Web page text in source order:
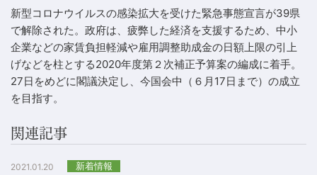
新型コロナウイルスの感染拡大を受けた緊急事態宣言が39県
で解除された。政府は、疲弊した経済を支援するため、中小
企業などの家賃負担軽減や雇用調整助成金の日額上限の引上
げなどを柱とする2020年度第２次補正予算案の編成に着手。
27日をめどに閣議決定し、今国会中（６月17日まで）の成立
を目指す。
関連記事
2021.01.20 新着情報